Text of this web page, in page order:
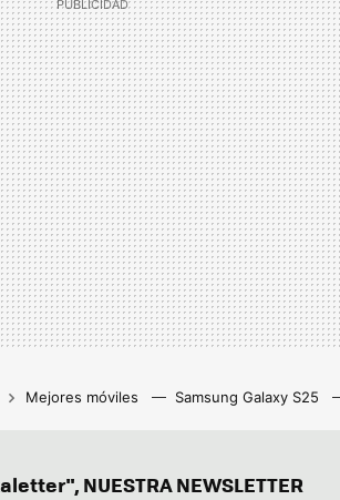
Mejores móviles Samsung Galaxy S25
NUESTRA NEWSLETTER